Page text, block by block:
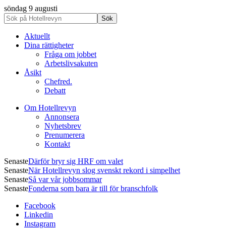
söndag 9 augusti
Aktuellt
Dina rättigheter
Fråga om jobbet
Arbetslivsakuten
Åsikt
Chefred.
Debatt
Om Hotellrevyn
Annonsera
Nyhetsbrev
Prenumerera
Kontakt
SenasteDärför bryr sig HRF om valet
SenasteNär Hotellrevyn slog svenskt rekord i simpelhet
SenasteSå var vår jobbsommar
SenasteFonderna som bara är till för branschfolk
Facebook
Linkedin
Instagram